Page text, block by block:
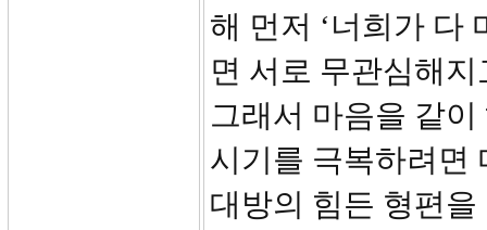
해 먼저 ‘너희가 다
면 서로 무관심해
그래서 마음을 같
시기를 극복하려면
대방의 힘든 형편